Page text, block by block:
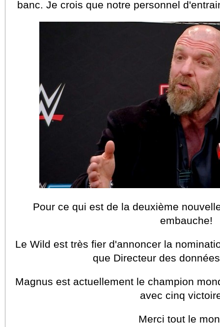
banc. Je crois que notre personnel
Pour ce qui est de la deuxième
embauche!
Le Wild est très fier d'annoncer la
que Directeur des
Magnus est actuellement le champion
avec cinq
Merci tout le